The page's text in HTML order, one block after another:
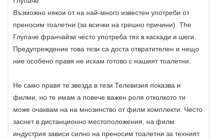
Възможно някои от на най-много известен употреби от
преносим тоалетни (за всички на грешно причини). The
Глупаче франчайзи често употреба тях в каскади и шеги.
Предупреждение това тези са доста отвратителен и нещо
ние особено правя не искам готово с нашият тоалетни.
Не само правя те звезда в тези Телевизия показва и
филми, но те имам a повече важен роля отколкото ти
може очаквам на на мнозинство от филм комплекти. Често
заснет в дистанционно местоположения, на филм
индустрия зависи силно на преносим тоалетни за техният